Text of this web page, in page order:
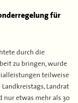
für
durch die
zu bringen, wurde
teilweise
Landrat
nur etwas mehr als 30